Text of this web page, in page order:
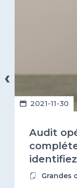
2021-11-30
Audit
Grandes
‹